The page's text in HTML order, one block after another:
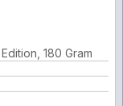
180 Gram